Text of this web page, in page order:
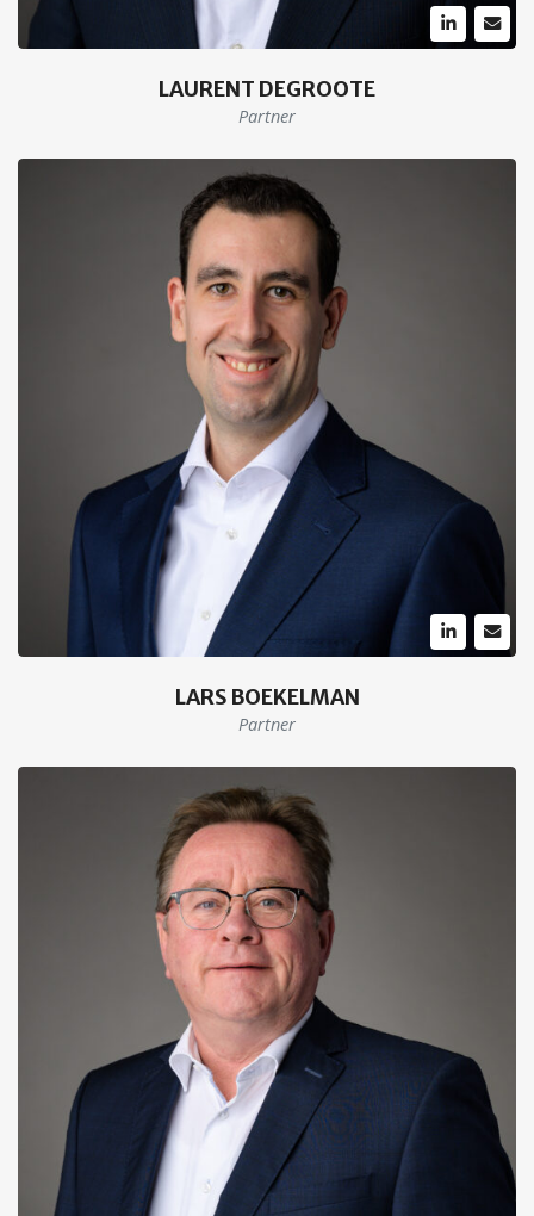
LAURENT DEGROOTE
Partner
LARS BOEKELMAN
Partner